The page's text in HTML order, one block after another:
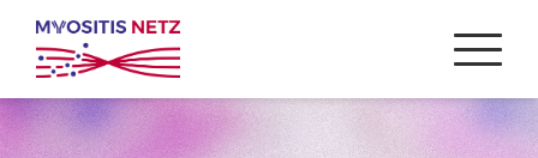
Skip
content